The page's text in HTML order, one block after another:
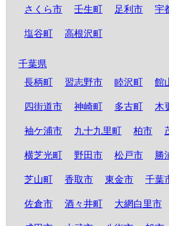
さくら市 壬生町 足利市 宇
塩谷町 高根沢町
千葉県
長柄町
習志野市 睦沢町 館
四街道市 神崎町 多古町 木
袖ケ浦市 九十九里町 柏市
横芝光町 野田市 松戸市 勝
芝山町 香取市 東金市 千葉
佐倉市 酒々井町 大網白里市